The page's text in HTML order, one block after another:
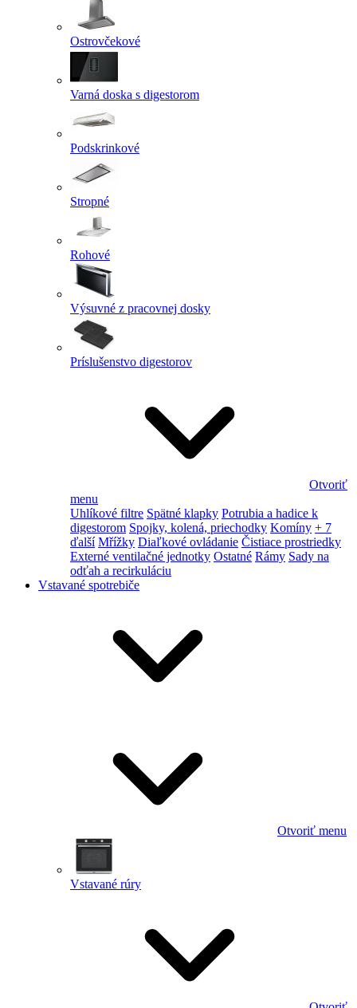
Ostrovčekové
Varná doska s digestorom
Podskrinkové
Stropné
Rohové
Výsuvné z pracovnej dosky
Príslušenstvo digestorov
Otvoriť
menu
Uhlíkové filtre Spätné klapky Potrubia a hadice k
digestorom Spojky, kolená, priechodky Komíny + 7
ďalší Mřížky Diaľkové ovládanie Čistiace prostriedky
Externé ventilačné jednotky Ostatné Rámy Sady na
odťah a recirkuláciu
Vstavané spotrebiče
Otvoriť menu
Vstavané rúry